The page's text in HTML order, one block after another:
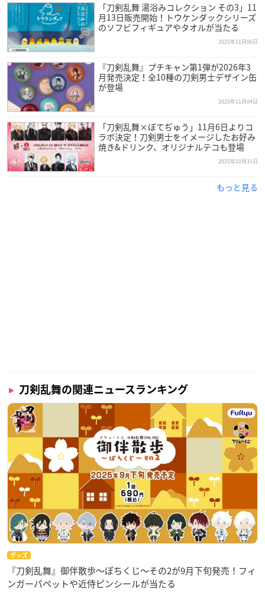
「刀剣乱舞 湯浴みコレクション その3」11
月13日販売開始！トウケンダックシリーズ
のソフビフィギュアやタオルが当たる
2025年11月06日
『刀剣乱舞』プチキャン第1弾が2026年3
月発売決定！全10種の刀剣男士デザイン缶
が登場
2025年11月04日
「刀剣乱舞×ぼてぢゅう」11月6日よりコ
ラボ決定！刀剣男士をイメージしたお好み
焼き&ドリンク、オリジナルテコも登場
2025年10月31日
もっと見る
刀剣乱舞の関連ニュースランキング
グッズ
『刀剣乱舞』御伴散歩～ぽちくじ～その2が9月下旬発売！フィ
ンガーパペットや近侍ピンシールが当たる